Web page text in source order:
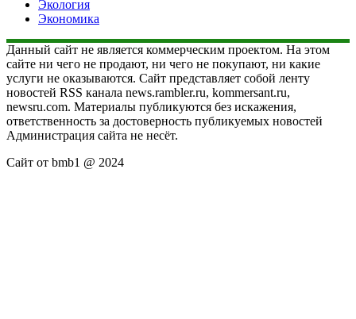
Экология
Экономика
Данный сайт не является коммерческим проектом. На этом
сайте ни чего не продают, ни чего не покупают, ни какие
услуги не оказываются. Сайт представляет собой ленту
новостей RSS канала news.rambler.ru, kommersant.ru,
newsru.com. Материалы публикуются без искажения,
ответственность за достоверность публикуемых новостей
Администрация сайта не несёт.
Сайт от bmb1 @ 2024